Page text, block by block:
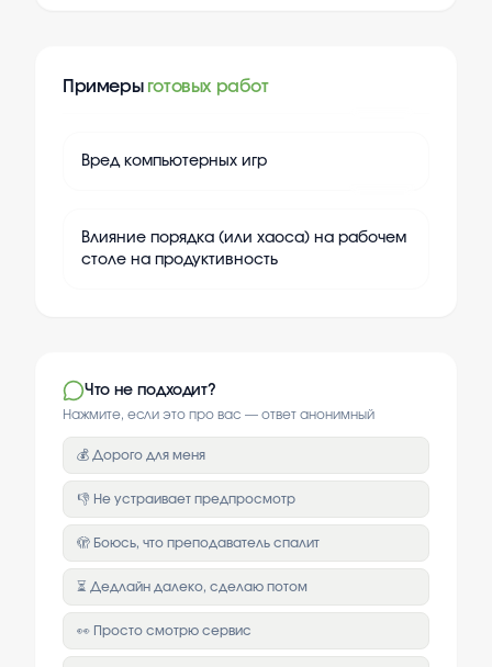
Примеры готовых работ
Вред компьютерных игр
Влияние порядка (или хаоса) на рабочем
столе на продуктивность
Что не подходит?
Нажмите, если это про вас — ответ анонимный
💰 Дорого для меня
👎 Не устраивает предпросмотр
🫣 Боюсь, что преподаватель спалит
⏳ Дедлайн далеко, сделаю потом
👀 Просто смотрю сервис